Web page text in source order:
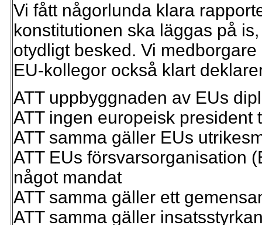
Vi fått någorlunda klara
konstitutionen ska läggas på
otydligt besked. Vi
EU-kollegor också klart
ATT uppbyggnaden av EUs
ATT ingen europeisk president
ATT samma gäller EUs
ATT EUs försvarsorganisation
något mandat
ATT samma gäller ett
ATT samma gäller